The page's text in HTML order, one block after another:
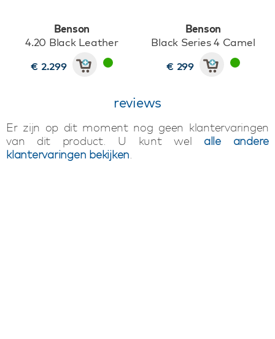
Benson
4.20 Black Leather
€ 2.299
Benson
Black Series 4 Camel
€ 299
reviews
Er zijn op dit moment nog geen klantervaringen
van dit product. U kunt wel alle andere
klantervaringen bekijken.